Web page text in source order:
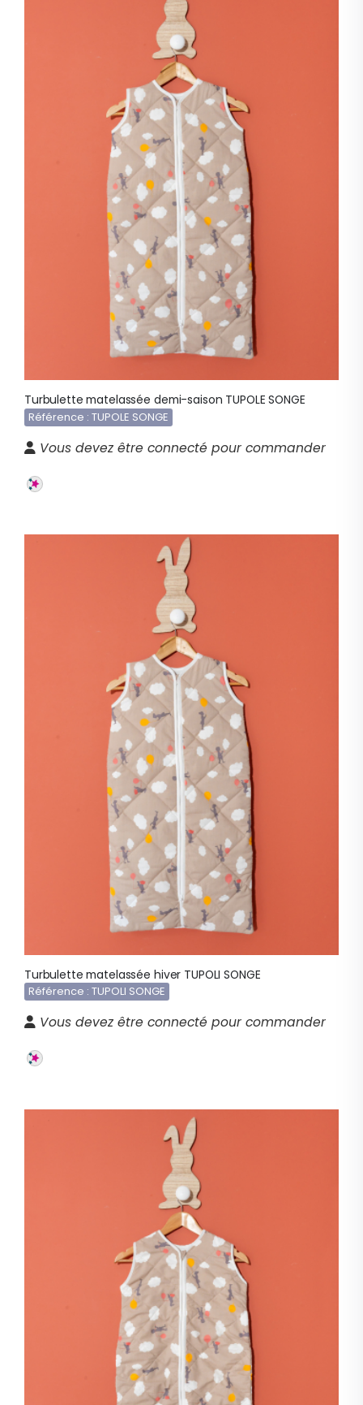
Turbulette matelassée demi-saison TUPOLE SONGE
Référence : TUPOLE SONGE
Vous devez être connecté pour commander
Turbulette matelassée hiver TUPOLI SONGE
Référence : TUPOLI SONGE
Vous devez être connecté pour commander